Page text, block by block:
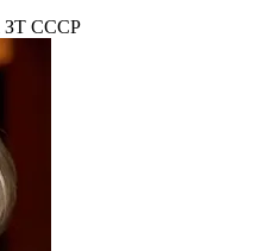
ЗТ СССР